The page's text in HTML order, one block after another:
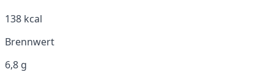
138 kcal
Brennwert
6,8 g